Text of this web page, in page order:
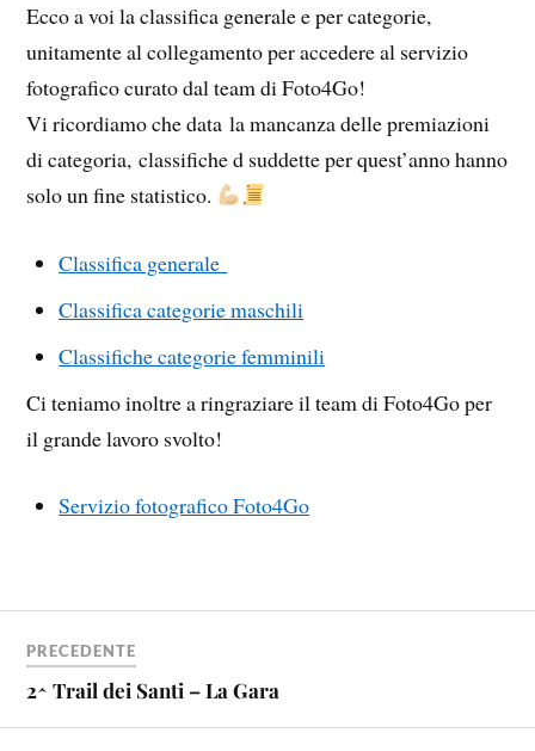
Ecco a voi la classifica generale e per categorie,
unitamente al collegamento per accedere al servizio
fotografico curato dal team di Foto4Go!
Vi ricordiamo che data la mancanza delle premiazioni
di categoria, classifiche d suddette per quest’anno hanno
solo un fine statistico.
Classifica generale
Classifica categorie maschili
Classifiche categorie femminili
Ci teniamo inoltre a ringraziare il team di Foto4Go per
il grande lavoro svolto!
Servizio fotografico Foto4Go
PRECEDENTE
2^ Trail dei Santi – La Gara